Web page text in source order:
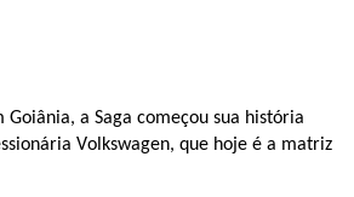
Goiânia, a Saga começou sua história
Volkswagen, que hoje é a matriz